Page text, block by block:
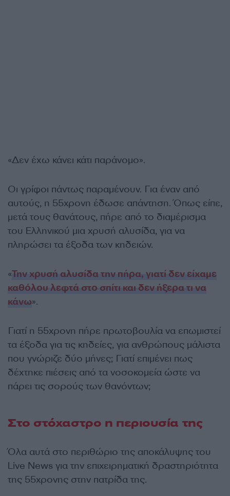
«Δεν έχω κάνει κάτι παράνομο».
Οι γρίφοι πάντως παραμένουν. Για έναν από
αυτούς, η 55χρονη έδωσε απάντηση. Όπως είπε,
μετά τους θανάτους, πήρε από το διαμέρισμα
του Ελληνικού μια χρυσή αλυσίδα, για να
πληρώσει τα έξοδα των κηδειών.
«Την χρυσή αλυσίδα την πήρα, γιατί δεν είχαμε
καθόλου λεφτά στο σπίτι και δεν ήξερα τι να
κάνω».
Γιατί η 55χρονη πήρε πρωτοβουλία να επωμιστεί
τα έξοδα για τις κηδείες, για ανθρώπους μάλιστα
που γνώριζε δύο μήνες; Γιατί επιμένει πως
δέχτηκε πιέσεις από τα νοσοκομεία ώστε να
πάρει τις σορούς των θανόντων;
Στο στόχαστρο η περιουσία της
Όλα αυτά στο περιθώριο της αποκάλυψης του
Live News για την επιχειρηματική δραστηριότητα
της 55χρονης στην πατρίδα της.